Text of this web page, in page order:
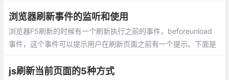
浏览器刷新事件的监听和使用
浏览器F5刷新的时候有一个刷新执行之前的事件，beforeunload
事件，这个事件可以提示用户在刷新页面之前有一个提示。下面是
js刷新当前页面的5种方式